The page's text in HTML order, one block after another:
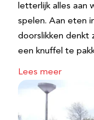
letterlijk alles aan
spelen. Aan eten
doorslikken denkt
een knuffel te
Lees meer